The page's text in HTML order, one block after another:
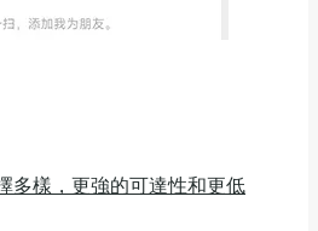
多樣，更強的可達性和更低